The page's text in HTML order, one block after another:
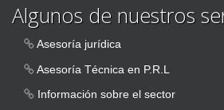
Algunos de nuestros
Asesoría jurídica
Asesoría Técnica en P.R.L
Información sobre el sector